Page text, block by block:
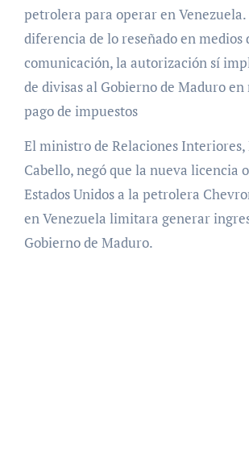
petrolera para operar en Venezuela.
diferencia de lo reseñado en medios
comunicación, la autorización sí
de divisas al Gobierno de Maduro en
pago de impuestos
El ministro de Relaciones Interiores,
Cabello, negó que la nueva licencia
Estados Unidos a la petrolera
en Venezuela limitara generar
Gobierno de Maduro.